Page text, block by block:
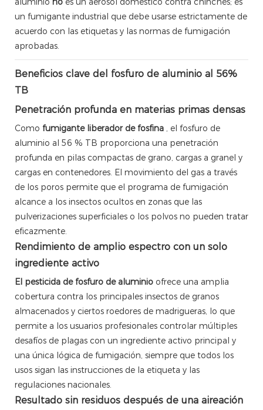
un fumigante industrial que debe usarse estrictamente de
acuerdo con las etiquetas y las normas de fumigación
aprobadas.
Beneficios clave del fosfuro de aluminio al 56%
TB
Penetración profunda en materias primas densas
Como fumigante liberador de fosfina , el fosfuro de
aluminio al 56 % TB proporciona una penetración
profunda en pilas compactas de grano, cargas a granel y
cargas en contenedores. El movimiento del gas a través
de los poros permite que el programa de fumigación
alcance a los insectos ocultos en zonas que las
pulverizaciones superficiales o los polvos no pueden tratar
eficazmente.
Rendimiento de amplio espectro con un solo
ingrediente activo
El pesticida de fosfuro de aluminio ofrece una amplia
cobertura contra los principales insectos de granos
almacenados y ciertos roedores de madrigueras, lo que
permite a los usuarios profesionales controlar múltiples
desafíos de plagas con un ingrediente activo principal y
una única lógica de fumigación, siempre que todos los
usos sigan las instrucciones de la etiqueta y las
regulaciones nacionales.
Resultado sin residuos después de una aireación